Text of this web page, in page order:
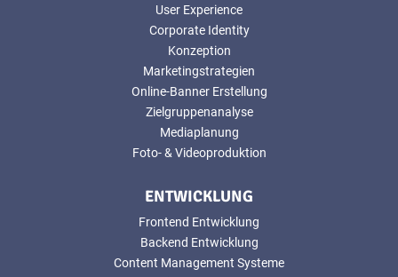
User Experience
Corporate Identity
Konzeption
Marketingstrategien
Online-Banner Erstellung
Zielgruppenanalyse
Mediaplanung
Foto- & Videoproduktion
ENTWICKLUNG
Frontend Entwicklung
Backend Entwicklung
Content Management Systeme